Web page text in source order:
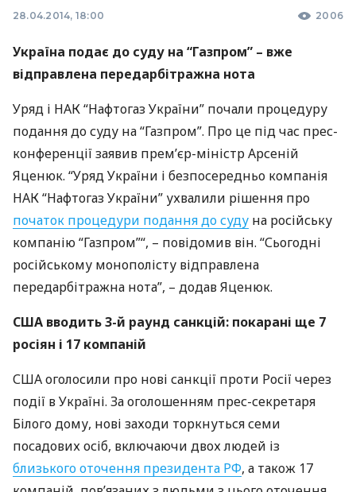
28.04.2014, 18:00 2006
Україна подає до суду на “Газпром” – вже
відправлена ​​передарбітражна нота
Уряд і НАК“Нафтогаз України” почали процедуру
подання до суду на “Газпром”. Про це під час прес-
конференції заявив прем’єр-міністр Арсеній
Яценюк. “Уряд України і безпосередньо компанія
НАК“Нафтогаз України” ухвалили рішення про
початок процедури подання до суду на російську
компанію “Газпром”“, – повідомив він. “Сьогодні
російському монополісту відправлена ​​
передарбітражна нота”, – додав Яценюк.
США вводить 3-й раунд санкцій: покарані ще 7
росіян і 17 компаній
СШАоголосили про нові санкції проти Росії через
події в Україні. За оголошенням прес-секретаря
Білого дому, нові заходи торкнуться семи
посадових осіб, включаючи двох людей із
близького оточення президента РФ, а також 17